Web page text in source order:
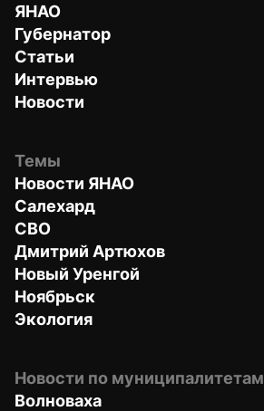
ЯНАО
Губернатор
Статьи
Интервью
Новости
Темы
Новости ЯНАО
Салехард
СВО
Дмитрий Артюхов
Новый Уренгой
Ноябрьск
Экология
Новости по муниципалитетам
Волноваха